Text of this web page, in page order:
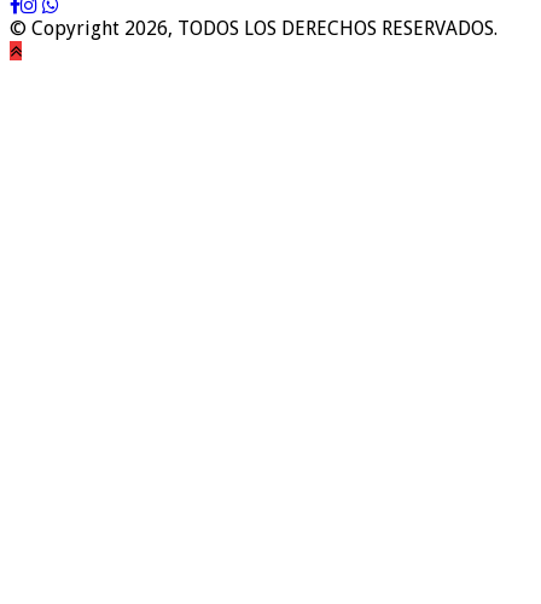
© Copyright 2026, TODOS LOS DERECHOS RESERVADOS.